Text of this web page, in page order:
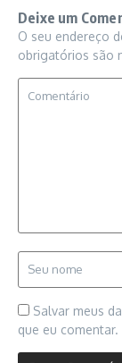
Deixe um
O seu endereço
obrigatórios são
Salvar meus
que eu comentar.